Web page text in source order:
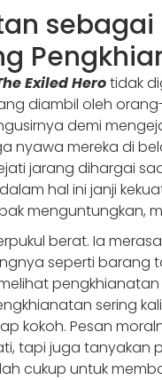
sebagai
Exiled Herotidak
diambil oleh
demi
nyawa mereka di
jarang dihargai
hal ini janji
menguntungkan,
berat. Ia
seperti barang
sering
kokoh. Pesan
tapi juga tanyakan
cukup untuk